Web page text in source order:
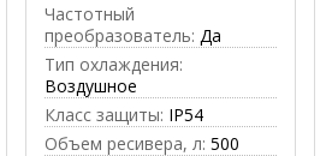
Частотный
преобразователь: Да
Тип охлаждения:
Воздушное
Класс защиты: IP54
Объем ресивера, л: 500